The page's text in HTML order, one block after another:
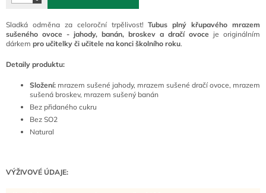
Sladká odměna za celoroční trpělivost! Tubus plný křupavého mrazem
sušeného ovoce - jahody, banán, broskev a dračí ovoce je originálním
dárkem pro učitelky či učitele na konci školního roku.
Detaily produktu:
Složení: mrazem sušené jahody, mrazem sušené dračí ovoce, mrazem
sušená broskev, mrazem sušený banán
Bez přidaného cukru
Bez SO2
Natural
VÝŽIVOVÉ ÚDAJE: